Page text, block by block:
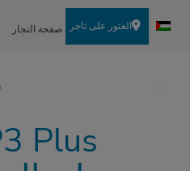
صفحة التجار العثور على تاجر